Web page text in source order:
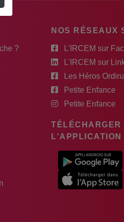
?
NOS RÉSEAUX
L'IRCEM sur
L'IRCEM sur
Les Héros
Petite Enfance
Petite Enfance
TÉLÉCHARGER
L'APPLICATION